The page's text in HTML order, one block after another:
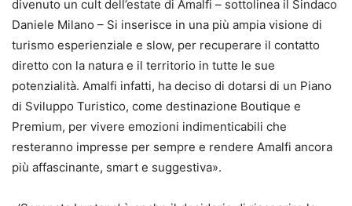
divenuto un cult dell’estate di Amalfi – sottolinea il Sindaco
Daniele Milano – Si inserisce in una più ampia visione di
turismo esperienziale e slow, per recuperare il contatto
diretto con la natura e il territorio in tutte le sue
potenzialità. Amalfi infatti, ha deciso di dotarsi di un Piano
di Sviluppo Turistico, come destinazione Boutique e
Premium, per vivere emozioni indimenticabili che
resteranno impresse per sempre e rendere Amalfi ancora
più affascinante, smart e suggestiva».